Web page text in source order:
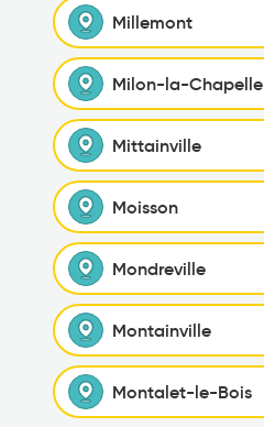
Millemont
Milon-la-Chapelle
Mittainville
Moisson
Mondreville
Montainville
Montalet-le-Bois